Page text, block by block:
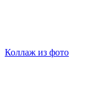
Коллаж из фото